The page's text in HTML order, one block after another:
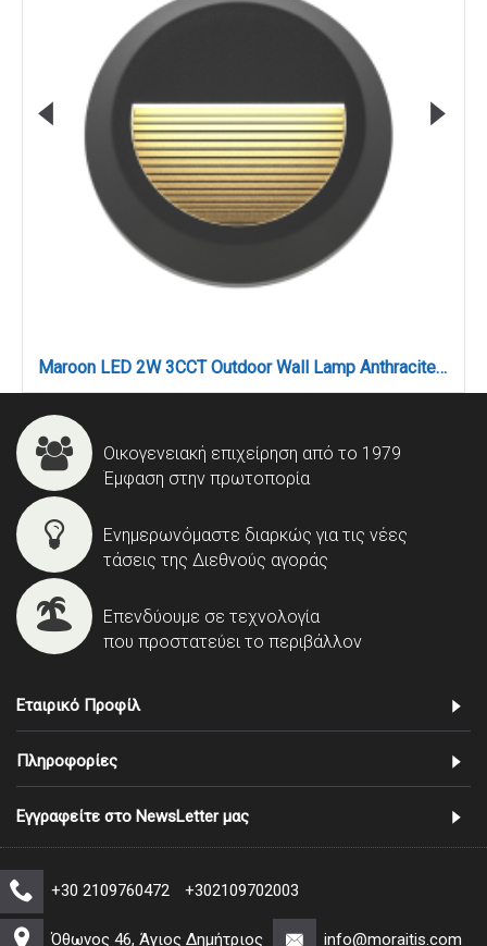
Maroon LED 2W 3CCT Outdoor Wall Lamp Anthracite D:15cmx2.7cm (80201640)
Οικογενειακή επιχείρηση από το 1979
Έμφαση στην πρωτοπορία
Ενημερωνόμαστε διαρκώς για τις νέες
τάσεις της Διεθνούς αγοράς
Επενδύουμε σε τεχνολογία
που προστατεύει το περιβάλλον
Εταιρικό Προφίλ
Πληροφορίες
Εγγραφείτε στο NewsLetter μας
+30 2109760472 +302109702003
Όθωνος 46, Άγιος Δημήτριος info@moraitis.com